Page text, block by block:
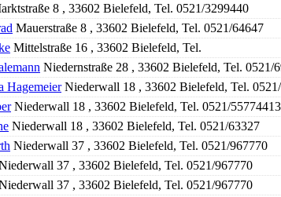
8 , 33602 Bielefeld, Tel. 0521/3299440
Mauerstraße 8 , 33602 Bielefeld, Tel. 0521/64647
Mittelstraße 16 , 33602 Bielefeld, Tel.
Niedernstraße 28 , 33602 Bielefeld, Tel. 0521/
HagemeierNiederwall 18 , 33602 Bielefeld, Tel.
Niederwall 18 , 33602 Bielefeld, Tel. 0521/55774413
Niederwall 18 , 33602 Bielefeld, Tel. 0521/63327
Niederwall 37 , 33602 Bielefeld, Tel. 0521/967770
37 , 33602 Bielefeld, Tel. 0521/967770
37 , 33602 Bielefeld, Tel. 0521/967770